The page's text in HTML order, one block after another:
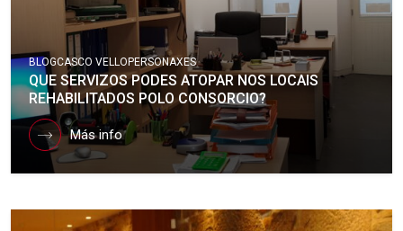
BLOGCASCO VELLO PERSONAXES
QUE SERVIZOS PODES ATOPAR NOS LOCAIS
REHABILITADOS POLO CONSORCIO?
Más info